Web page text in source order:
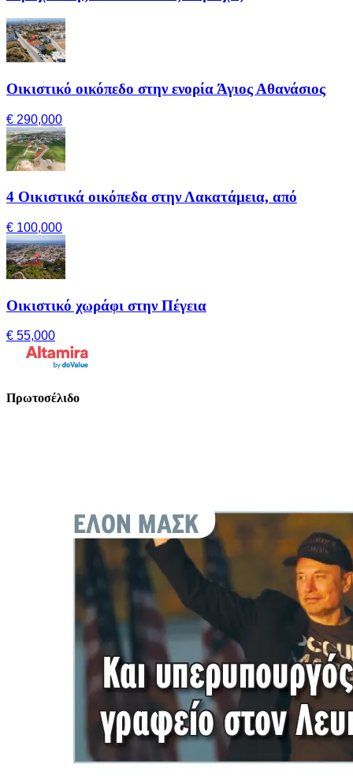
Οικιστικό οικόπεδο στην ενορία Άγιος Αθανάσιος
€ 290,000
4 Οικιστικά οικόπεδα στην Λακατάμεια, από
€ 100,000
Οικιστικό χωράφι στην Πέγεια
€ 55,000
Πρωτοσέλιδο